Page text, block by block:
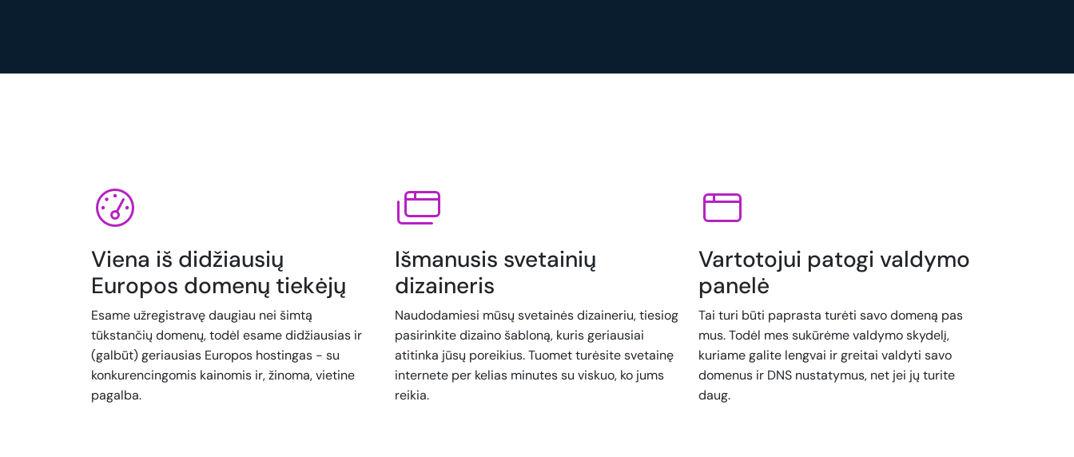
Viena iš didžiausių
Europos domenų tiekėjų
Esame užregistravę daugiau nei šimtą
tūkstančių domenų, todėl esame didžiausias ir
(galbūt) geriausias Europos hostingas - su
konkurencingomis kainomis ir, žinoma, vietine
pagalba.
Išmanusis svetainių
dizaineris
Naudodamiesi mūsų svetainės dizaineriu, tiesiog
pasirinkite dizaino šabloną, kuris geriausiai
atitinka jūsų poreikius. Tuomet turėsite svetainę
internete per kelias minutes su viskuo, ko jums
reikia.
Vartotojui patogi valdymo
panelė
Tai turi būti paprasta turėti savo domeną pas
mus. Todėl mes sukūrėme valdymo skydelį,
kuriame galite lengvai ir greitai valdyti savo
domenus ir DNS nustatymus, net jei jų turite
daug.